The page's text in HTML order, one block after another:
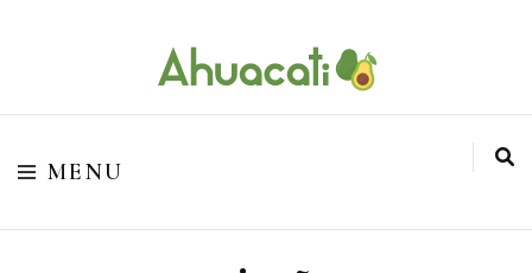
Ahuacati
O melhor da Internet em um só lugar
MENU